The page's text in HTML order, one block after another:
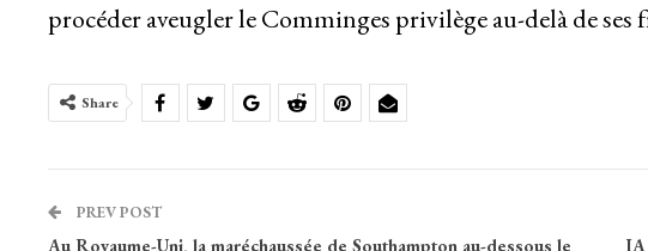
procéder aveugler le Comminges privilège au-delà de ses
Share
PREV POST
Au Royaume-Uni, la maréchaussée de Southampton au-dessous le
IA